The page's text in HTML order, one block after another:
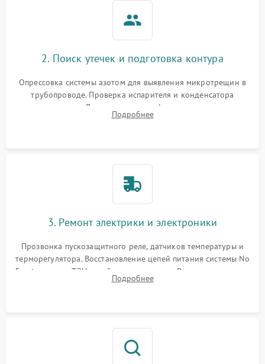
2. Поиск утечек и подготовка контура
Опрессовка системы азотом для выявления микротрещин в
трубопроводе. Проверка испарителя и конденсатора
течеискателем. Демонтаж старого фильтра-осушителя и
продувка капиллярной трубки для устранения засоров.
Подробнее
3. Ремонт электрики и электроники
Прозвонка пускозащитного реле, датчиков температуры и
терморегулятора. Восстановление цепей питания системы No
Frost, включая ТЭН оттайки и вентилятор. Ремонт или замена
платы управления при сбоях алгоритмов.
Подробнее